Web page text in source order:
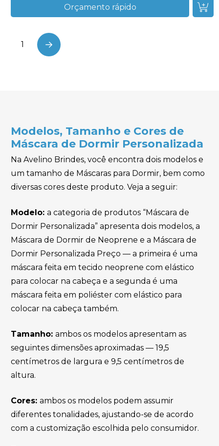
Orçamento rápido
1 Next
Modelos, Tamanho e Cores de
Máscara de Dormir Personalizada
Na Avelino Brindes, você encontra dois modelos e
um tamanho de Máscaras para Dormir, bem como
diversas cores deste produto. Veja a seguir:
Modelo:a categoria de produtos “Máscara de
Dormir Personalizada” apresenta dois modelos, a
Máscara de Dormir de Neoprene e a Máscara de
Dormir Personalizada Preço — a primeira é uma
máscara feita em tecido neoprene com elástico
para colocar na cabeça e a segunda é uma
máscara feita em poliéster com elástico para
colocar na cabeça também.
Tamanho:ambos os modelos apresentam as
seguintes dimensões aproximadas — 19,5
centímetros de largura e 9,5 centímetros de
altura.
Cores:ambos os modelos podem assumir
diferentes tonalidades, ajustando-se de acordo
com a customização escolhida pelo consumidor.